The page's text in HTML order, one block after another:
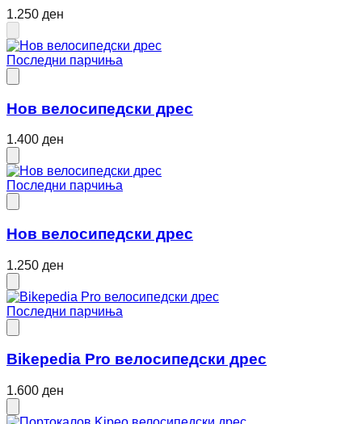
1.250 ден
Последни парчиња
Нов велосипедски дрес
1.400 ден
Последни парчиња
Нов велосипедски дрес
1.250 ден
Последни парчиња
Bikepedia Pro велосипедски дрес
1.600 ден